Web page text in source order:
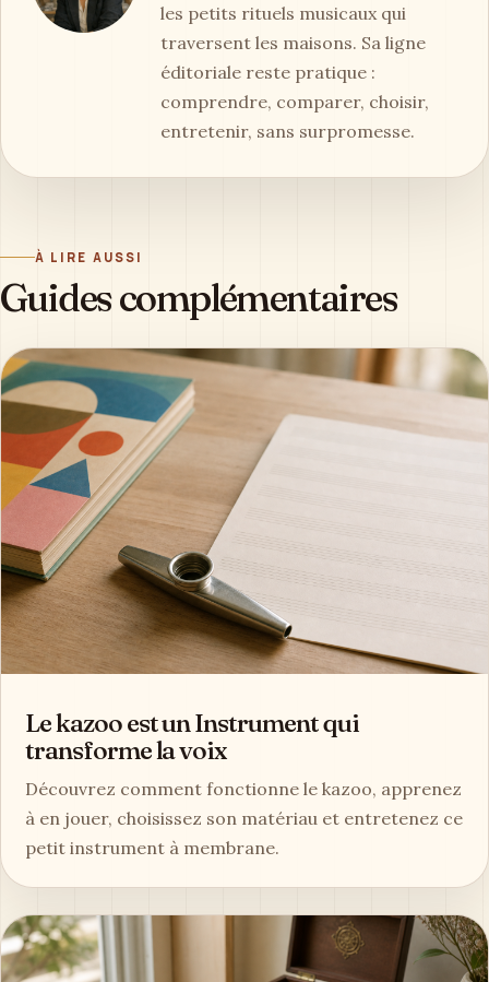
les petits rituels musicaux qui
traversent les maisons. Sa ligne
éditoriale reste pratique :
comprendre, comparer, choisir,
entretenir, sans surpromesse.
À LIRE AUSSI
Guides complémentaires
Le kazoo est un Instrument qui
transforme la voix
Découvrez comment fonctionne le kazoo, apprenez
à en jouer, choisissez son matériau et entretenez ce
petit instrument à membrane.